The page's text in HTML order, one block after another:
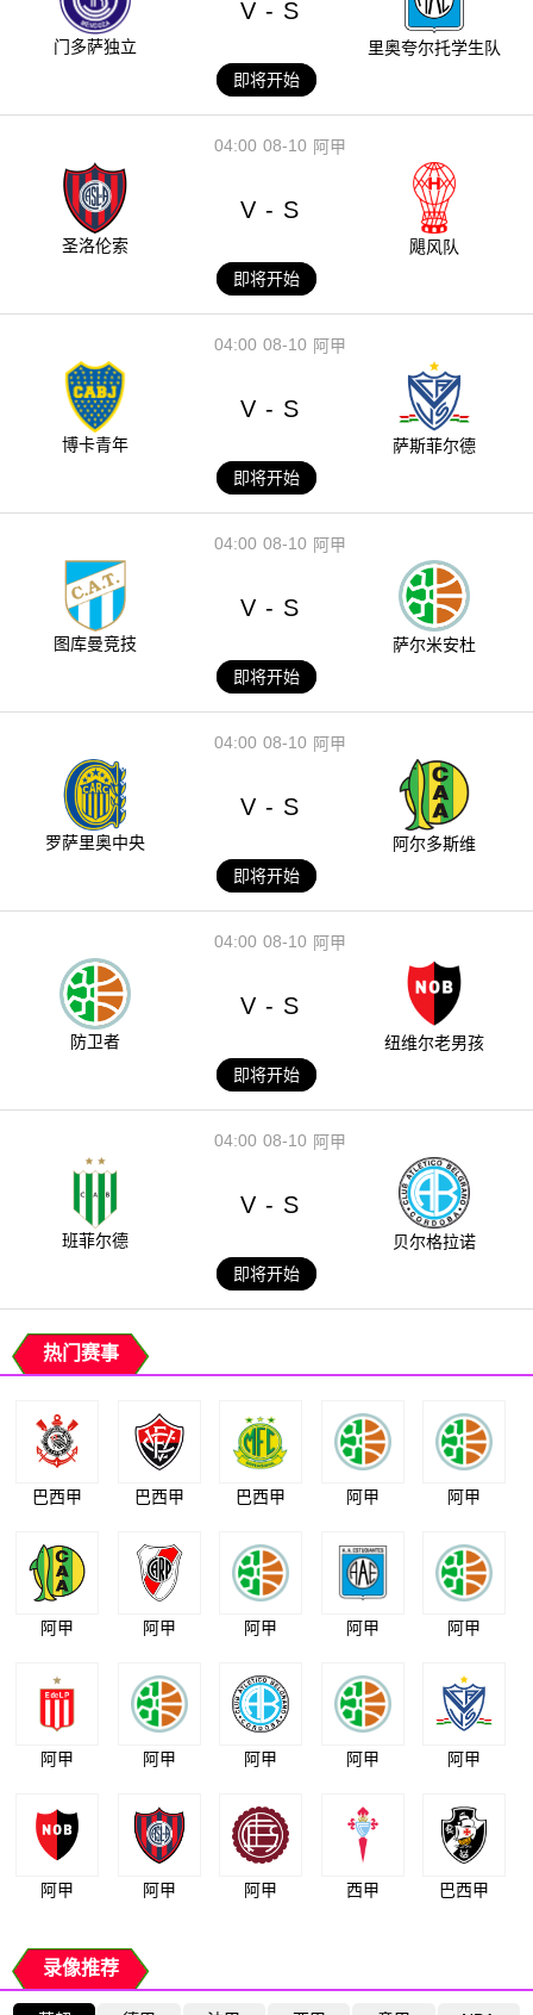
门多萨独立
V - S
里奥夸尔托学生队
即将开始
08-10
04:00 阿甲
圣洛伦索
V - S
飓风队
即将开始
08-10
04:00 阿甲
博卡青年
V - S
萨斯菲尔德
即将开始
08-10
04:00 阿甲
图库曼竞技
V - S
萨尔米安杜
即将开始
08-10
04:00 阿甲
罗萨里奥中央
V - S
阿尔多斯维
即将开始
08-10
04:00 阿甲
防卫者
V - S
纽维尔老男孩
即将开始
08-10
04:00 阿甲
班菲尔德
V - S
贝尔格拉诺
即将开始
热门赛事
巴西甲 巴西甲 巴西甲 阿甲 阿甲
阿甲 阿甲 阿甲 阿甲 阿甲
阿甲 阿甲 阿甲 阿甲 阿甲
阿甲 阿甲 阿甲 西甲 巴西甲
录像推荐